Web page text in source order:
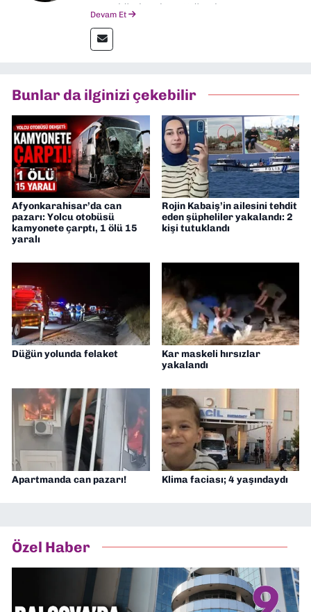
yazarlığıyla adım attığım basın
Devam Et
Bunlar da ilginizi çekebilir
Afyonkarahisar’da can
pazarı: Yolcu otobüsü
kamyonete çarptı, 1 ölü 15
yaralı
Rojin Kabaiş’in ailesini tehdit
eden şüpheliler yakalandı: 2
kişi tutuklandı
Düğün yolunda felaket
Kar maskeli hırsızlar
yakalandı
Apartmanda can pazarı! Klima faciası; 4 yaşındaydı
Özel Haber